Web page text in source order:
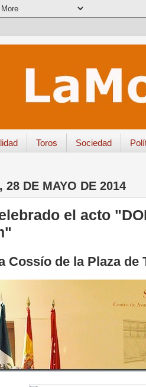
Toros Sociedad
28 DE MAYO DE 2014
el acto
Cossío de la Plaza de